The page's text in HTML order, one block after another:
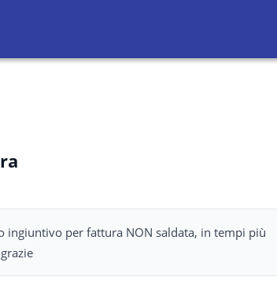
ingiuntivo per fattura NON saldata, in tempi più